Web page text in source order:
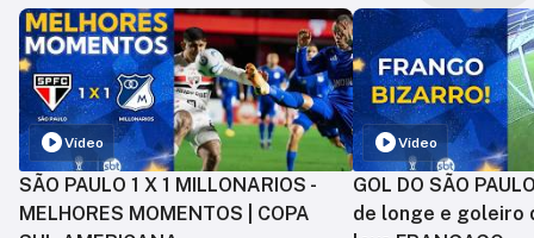
Vídeo
SÃO PAULO 1 X 1 MILLONARIOS -
MELHORES MOMENTOS | COPA
Vídeo
GOL DO SÃO
de longe e goleiro